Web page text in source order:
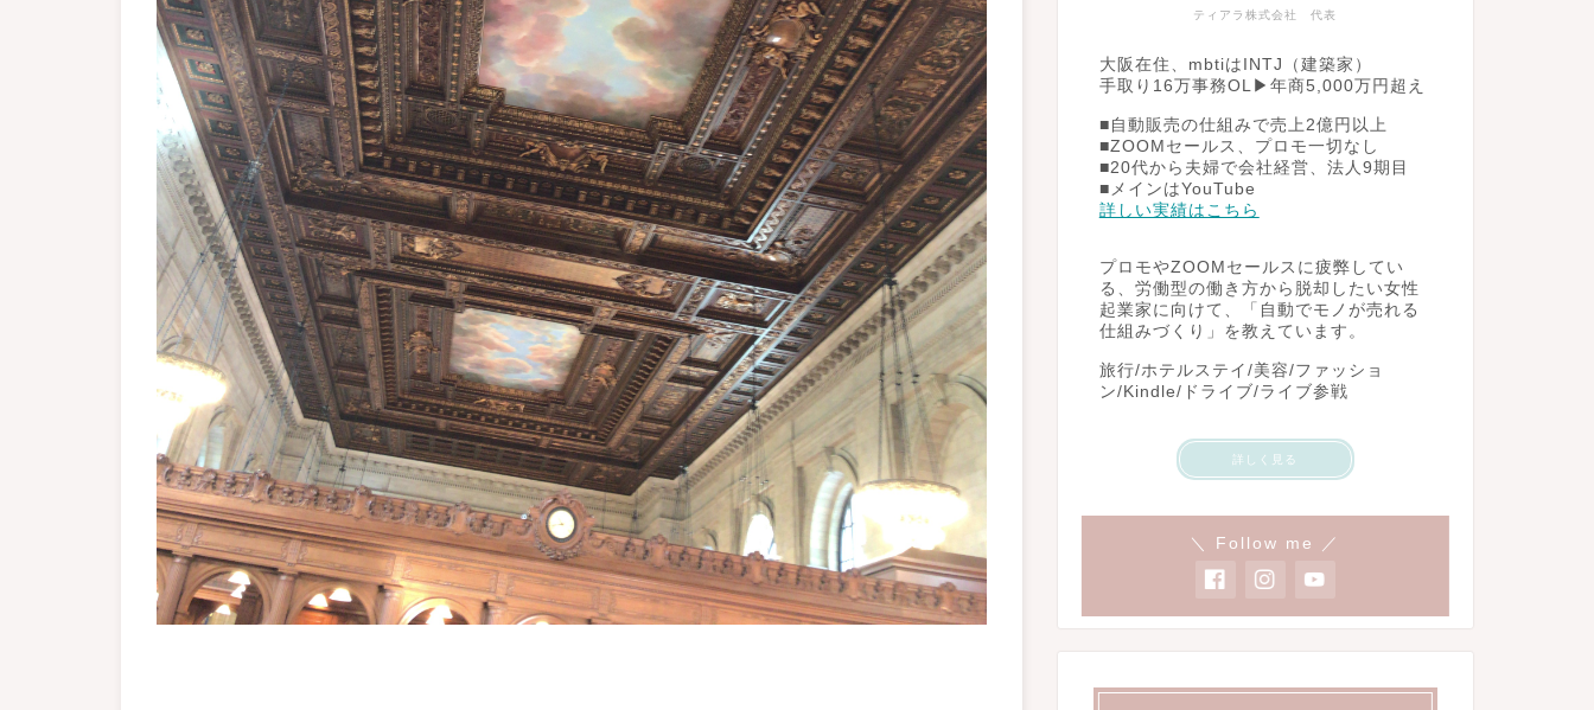
ティアラ株式会社 代表
大阪在住、mbtiはINTJ（建築家）
手取り16万事務OL▶︎年商5,000万円超え
■自動販売の仕組みで売上2億円以上
■ZOOMセールス、プロモ一切なし
■20代から夫婦で会社経営、法人9期目
■メインはYouTube
詳しい実績はこちら
プロモやZOOMセールスに疲弊してい
る、労働型の働き方から脱却したい女性
起業家に向けて、「自動でモノが売れる
仕組みづくり」を教えています。
旅行/ホテルステイ/美容/ファッショ
ン/Kindle/ドライブ/ライブ参戦
詳しく見る
＼ Follow me ／